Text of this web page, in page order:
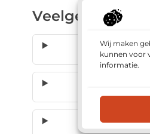
Wij maken
kunnen voor
informatie.
Veelgestelde